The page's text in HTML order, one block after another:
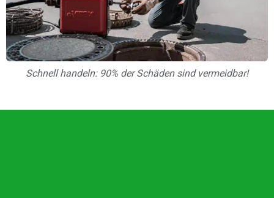
Schnell handeln: 90% der Schäden sind vermeidbar!